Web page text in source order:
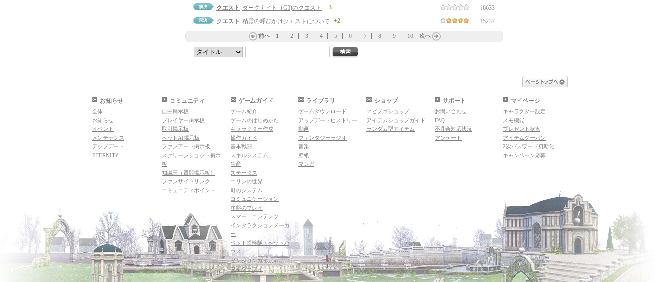
クエスト ダークナイト（G3)のクエスト +3
16633
クエスト 精霊の呼びかけクエストについて +2 15237
前へ 1 2 3 4 5 6 7 8 9 10 次へ
お知らせ
全体
お知らせ
イベント
メンテナンス
アップデート
ETERNITY
コミュニティ
自由掲示板
プレイヤー掲示板
取引掲示板
ペットAI掲示板
ファンアート掲示板
スクリーンショット掲示
板
知識王（質問掲示板）
ファンサイトリンク
コミュニティポイント
ゲームガイド
ゲーム紹介
ゲームのはじめかた
キャラクター作成
操作ガイド
基本戦闘
スキルシステム
生産
ステータス
エリンの世界
町のシステム
コミュニケーション
序盤のプレイ
スマートコンテンツ
インタラクションメーカ
ー
ペット探検隊・ペットハ
ウス
ダンジョンガイド
マギグラフィ
ライブラリ
ゲームダウンロード
アップデートヒストリー
動画
ファンタジーラジオ
音楽
壁紙
マンガ
ショップ
マビノギショップ
アイテムショップガイド
ランダム型アイテム
サポート
お問い合わせ
FAQ
不具合対応状況
アンケート
マイページ
キャラクター設定
メモ機能
プレゼント状況
アイテムクーポン
2次パスワード初期化
キャンペーン応募